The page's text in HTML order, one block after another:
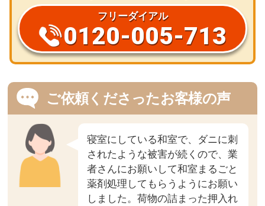
フリーダイアル
0120-005-713
ご依頼くださったお客様の声
寝室にしている和室で、ダニに刺
されたような被害が続くので、業
者さんにお願いして和室まるごと
薬剤処理してもらうようにお願い
しました。荷物の詰まった押入れ